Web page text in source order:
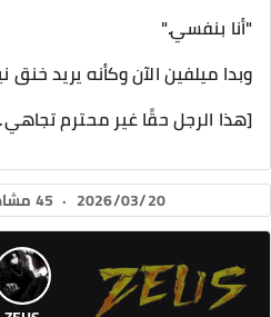
"أنا بنفسي."
وبدا ميلفين الآن وكأنه يريد
[هذا الرجل حقًا غير محترم
2026/03/20
· 45 مشاهدة